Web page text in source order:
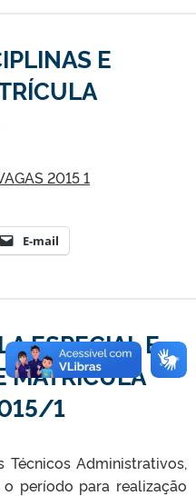
E
2015 1
E-mail
ESPECIAL E
MATRÍCULA
1
Técnicos Administrativos,
período para realização